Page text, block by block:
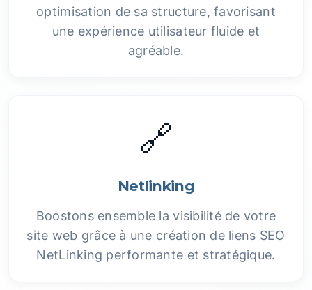
optimisation de sa structure, favorisant
une expérience utilisateur fluide et
agréable.
🔗
Netlinking
Boostons ensemble la visibilité de votre
site web grâce à une création de liens SEO
NetLinking performante et stratégique.